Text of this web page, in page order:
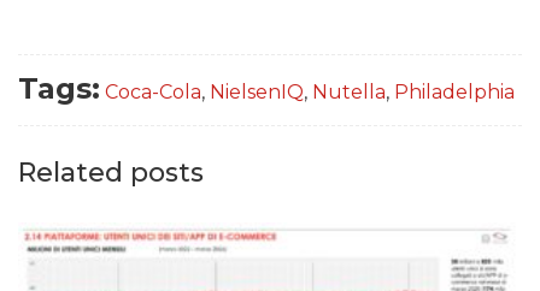
Tags: Coca-Cola, NielsenIQ, Nutella, Philadelphia
Related posts